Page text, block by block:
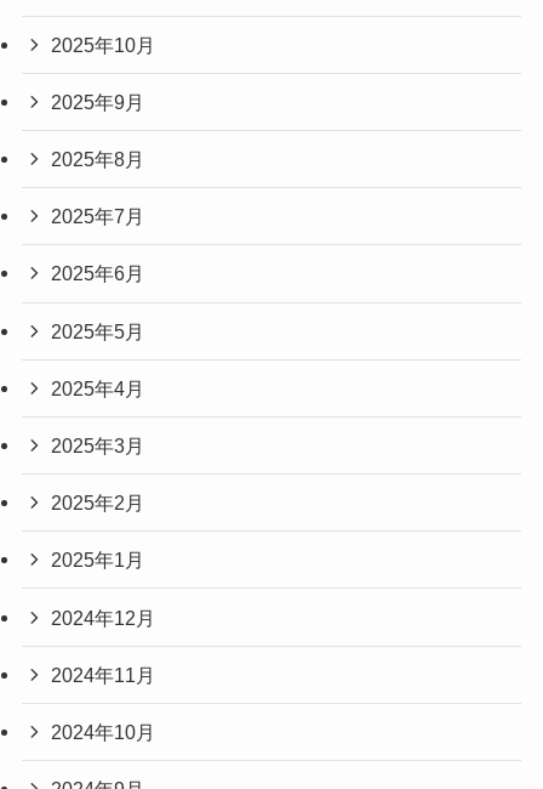
2025年10月
2025年9月
2025年8月
2025年7月
2025年6月
2025年5月
2025年4月
2025年3月
2025年2月
2025年1月
2024年12月
2024年11月
2024年10月